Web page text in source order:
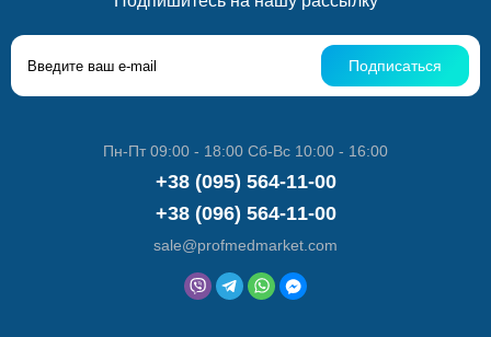
Подписаться
Пн-Пт 09:00 - 18:00 Сб-Вс 10:00 - 16:00
+38 (095) 564-11-00
+38 (096) 564-11-00
sale@profmedmarket.com